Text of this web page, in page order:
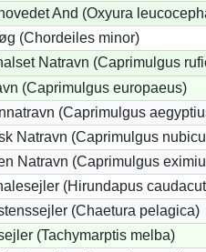
And (Oxyura
(Chordeiles minor)
Natravn (Caprimulgus
(Caprimulgus europaeus)
(Caprimulgus
Natravn (Caprimulgus
Natravn (Caprimulgus
(Hirundapus
(Chaetura pelagica)
(Tachymarptis melba)